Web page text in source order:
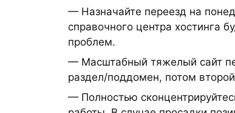
— Назначайте переезд на
справочного центра хостинга
проблем.
— Масштабный тяжелый сайт
раздел/поддомен, потом
— Полностью